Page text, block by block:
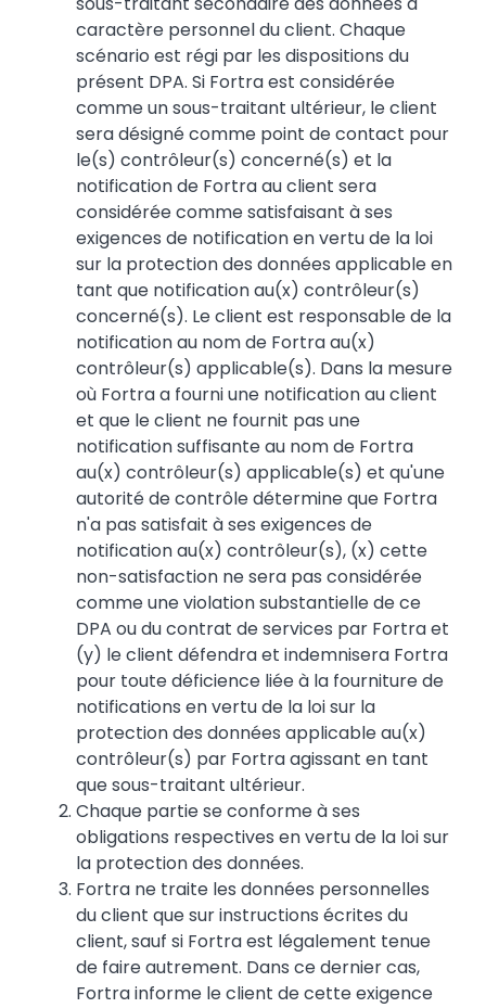
caractère personnel du client. Chaque
scénario est régi par les dispositions du
présent DPA. Si Fortra est considérée
comme un sous-traitant ultérieur, le client
sera désigné comme point de contact pour
le(s) contrôleur(s) concerné(s) et la
notification de Fortra au client sera
considérée comme satisfaisant à ses
exigences de notification en vertu de la loi
sur la protection des données applicable en
tant que notification au(x) contrôleur(s)
concerné(s). Le client est responsable de la
notification au nom de Fortra au(x)
contrôleur(s) applicable(s). Dans la mesure
où Fortra a fourni une notification au client
et que le client ne fournit pas une
notification suffisante au nom de Fortra
au(x) contrôleur(s) applicable(s) et qu'une
autorité de contrôle détermine que Fortra
n'a pas satisfait à ses exigences de
notification au(x) contrôleur(s), (x) cette
non-satisfaction ne sera pas considérée
comme une violation substantielle de ce
DPA ou du contrat de services par Fortra et
(y) le client défendra et indemnisera Fortra
pour toute déficience liée à la fourniture de
notifications en vertu de la loi sur la
protection des données applicable au(x)
contrôleur(s) par Fortra agissant en tant
que sous-traitant ultérieur.
Chaque partie se conforme à ses
obligations respectives en vertu de la loi sur
la protection des données.
Fortra ne traite les données personnelles
du client que sur instructions écrites du
client, sauf si Fortra est légalement tenue
de faire autrement. Dans ce dernier cas,
Fortra informe le client de cette exigence